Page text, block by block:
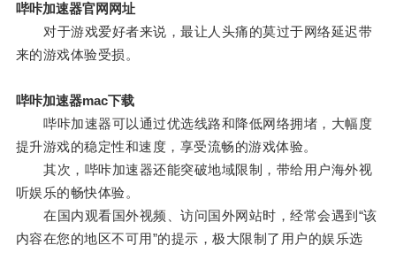
哔咔加速器官网网址
对于游戏爱好者来说，最让人头痛的莫过于网络延迟带
来的游戏体验受损。
哔咔加速器mac下载
哔咔加速器可以通过优选线路和降低网络拥堵，大幅度
提升游戏的稳定性和速度，享受流畅的游戏体验。
其次，哔咔加速器还能突破地域限制，带给用户海外视
听娱乐的畅快体验。
在国内观看国外视频、访问国外网站时，经常会遇到“该
内容在您的地区不可用”的提示，极大限制了用户的娱乐选